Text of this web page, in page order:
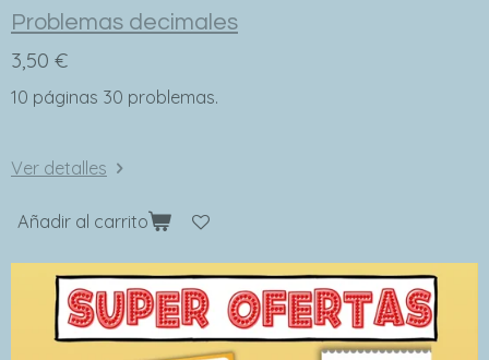
Problemas decimales
3,50 €
10 páginas 30 problemas.
Ver detalles
Añadir al carrito